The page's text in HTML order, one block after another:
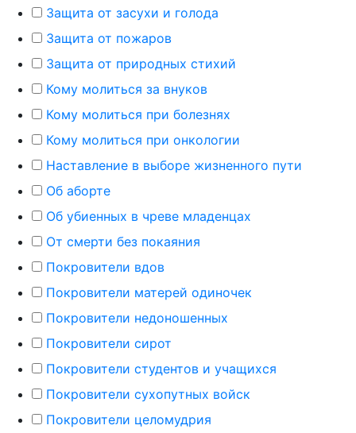
Защита от засухи и голода
Защита от пожаров
Защита от природных стихий
Кому молиться за внуков
Кому молиться при болезнях
Кому молиться при онкологии
Наставление в выборе жизненного пути
Об аборте
Об убиенных в чреве младенцах
От смерти без покаяния
Покровители вдов
Покровители матерей одиночек
Покровители недоношенных
Покровители сирот
Покровители студентов и учащихся
Покровители сухопутных войск
Покровители целомудрия